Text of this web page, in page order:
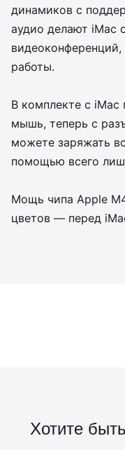
динамиков с
аудио делают iMac
работы.
В комплекте с iMac
мышь, теперь с
можете заряжать
помощью всего
Мощь чипа Apple
цветов — перед
Хотите